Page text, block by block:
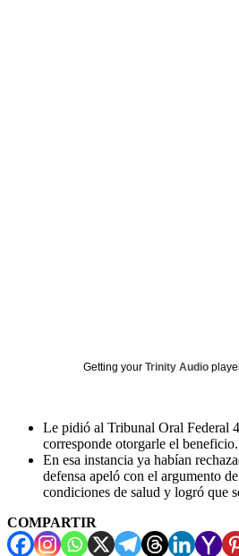
Getting your Trinity Audio
Le pidió al Tribunal Oral Federal
corresponde otorgarle el beneficio.
En esa instancia ya habían
defensa apeló con el argumento
condiciones de salud y logró que
COMPARTIR